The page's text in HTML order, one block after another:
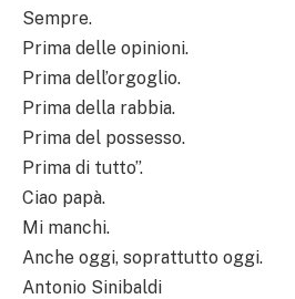
Sempre.
Prima delle opinioni.
Prima dell’orgoglio.
Prima della rabbia.
Prima del possesso.
Prima di tutto”.
Ciao papà.
Mi manchi.
Anche oggi, soprattutto oggi.
Antonio Sinibaldi